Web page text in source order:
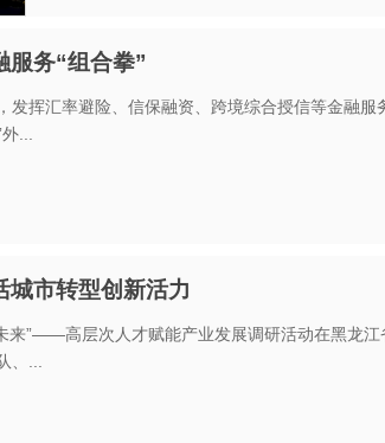
服务“组合拳”
发挥汇率避险、信保融资、跨境综合授信等金融
...
城市转型创新活力
来”——高层次人才赋能产业发展调研活动在黑龙
、...